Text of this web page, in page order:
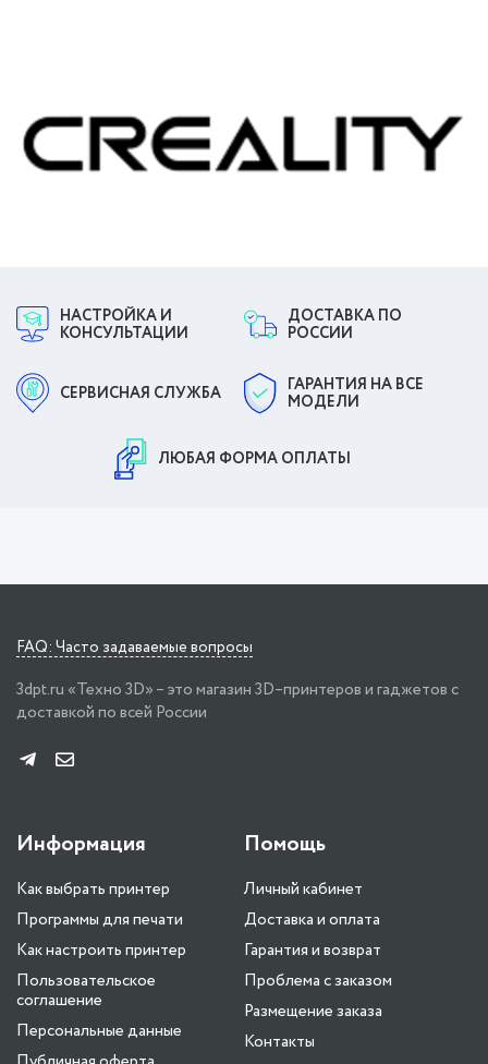
НАСТРОЙКА И
КОНСУЛЬТАЦИИ
ДОСТАВКА ПО
РОССИИ
СЕРВИСНАЯ СЛУЖБА
ГАРАНТИЯ НА ВСЕ
МОДЕЛИ
ЛЮБАЯ ФОРМА ОПЛАТЫ
FAQ: Часто задаваемые вопросы
3dpt.ru «Техно 3D» – это магазин 3D–принтеров и гаджетов с
доставкой по всей России
Информация
Как выбрать принтер
Программы для печати
Как настроить принтер
Пользовательское
соглашение
Персональные данные
Помощь
Личный кабинет
Доставка и оплата
Гарантия и возврат
Проблема с заказом
Размещение заказа
Контакты